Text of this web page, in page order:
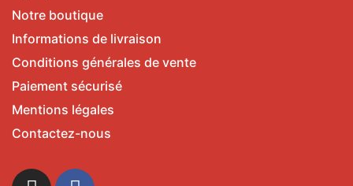
Notre boutique
Informations de livraison
Conditions générales de vente
Paiement sécurisé
Mentions légales
Contactez-nous